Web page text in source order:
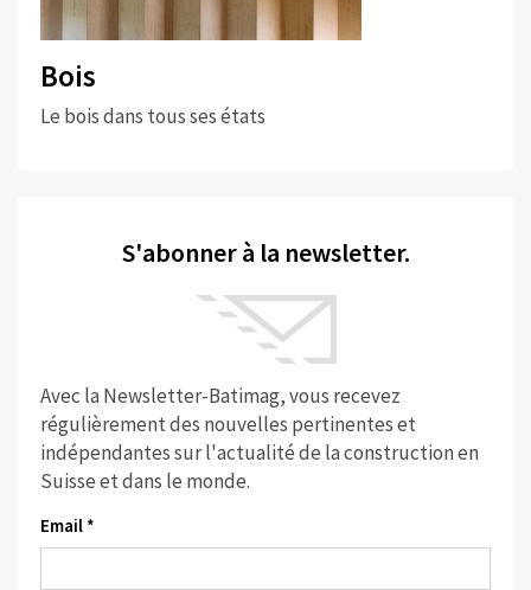
Bois
Le bois dans tous ses états
S'abonner à la newsletter.
Avec la Newsletter-Batimag, vous recevez
régulièrement des nouvelles pertinentes et
indépendantes sur l'actualité de la construction en
Suisse et dans le monde.
Email *